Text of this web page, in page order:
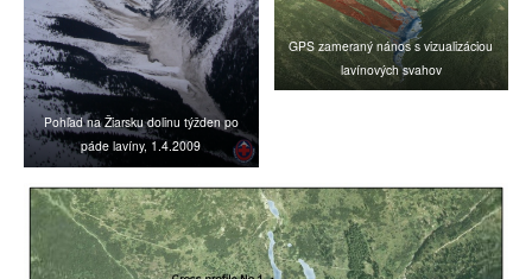
Pohľad na Žiarsku dolinu týžden po
páde lavíny, 1.4.2009
GPS zameraný nános s vizualizáciou
lavínových svahov